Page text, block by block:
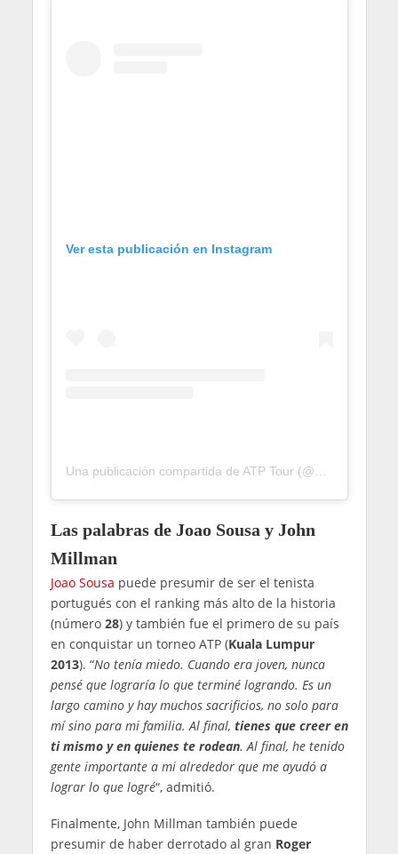
Ver esta publicación en Instagram
Una publicación compartida de ATP Tour (@atptour)
Las palabras de Joao Sousa y John
Millman
Joao Sousa puede presumir de ser el tenista
portugués con el ranking más alto de la historia
(número 28) y también fue el primero de su país
en conquistar un torneo ATP (Kuala Lumpur
2013). “No tenía miedo. Cuando era joven, nunca
pensé que lograría lo que terminé logrando. Es un
largo camino y hay muchos sacrificios, no solo para
mí sino para mi familia. Al final, tienes que creer en
ti mismo y en quienes te rodean. Al final, he tenido
gente importante a mi alrededor que me ayudó a
lograr lo que logré“, admitió.
Finalmente, John Millman también puede
presumir de haber derrotado al gran Roger